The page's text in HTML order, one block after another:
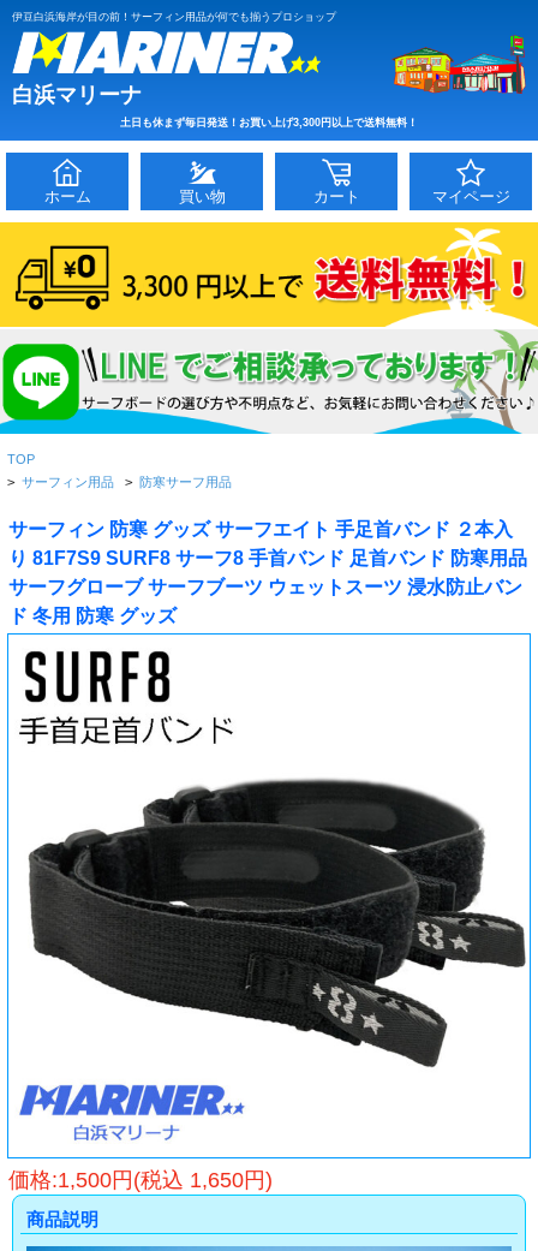
伊豆白浜海岸が目の前！サーフィン用品が何でも揃うプロショップ
白浜マリーナ
土日も休まず毎日発送！お買い上げ3,300円以上で送料無料！
ホーム 買い物 カート マイページ
TOP
> サーフィン用品 > 防寒サーフ用品
サーフィン 防寒 グッズ サーフエイト 手足首バンド ２本入
り 81F7S9 SURF8 サーフ8 手首バンド 足首バンド 防寒用品
サーフグローブ サーフブーツ ウェットスーツ 浸水防止バン
ド 冬用 防寒 グッズ
価格:1,500円(税込 1,650円)
商品説明